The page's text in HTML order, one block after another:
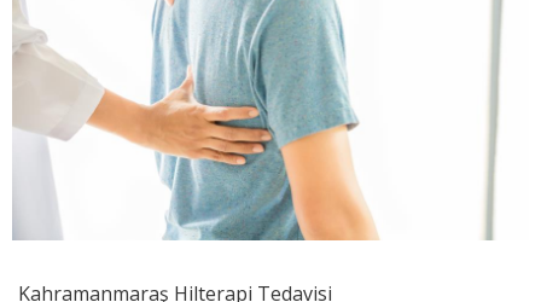
Kahramanmaraş Hilterapi Tedavisi